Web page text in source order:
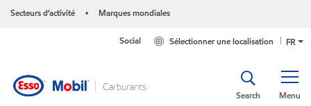
Secteurs d’activité • Marques mondiales
FR
Sélectionner une localisation
Social
Menu
Search